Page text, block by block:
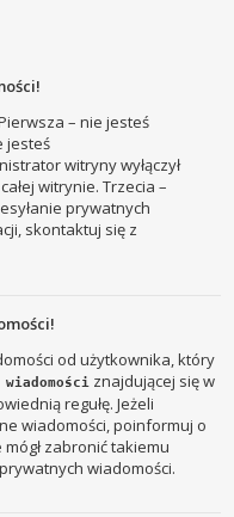
– nie jesteś
jesteś
witryny wyłączył
witrynie. Trzecia –
prywatnych
skontaktuj się z
od użytkownika, który
znajdującej się w
regułę. Jeżeli
wiadomości, poinformuj o
zabronić takiemu
wiadomości.